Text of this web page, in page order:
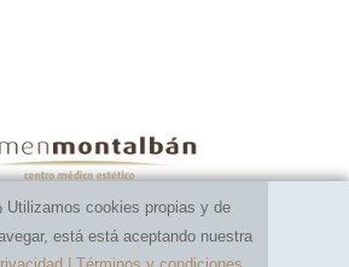
Utilizamos cookies propias y de
está está aceptando nuestra